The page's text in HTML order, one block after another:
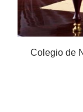
Colegio de